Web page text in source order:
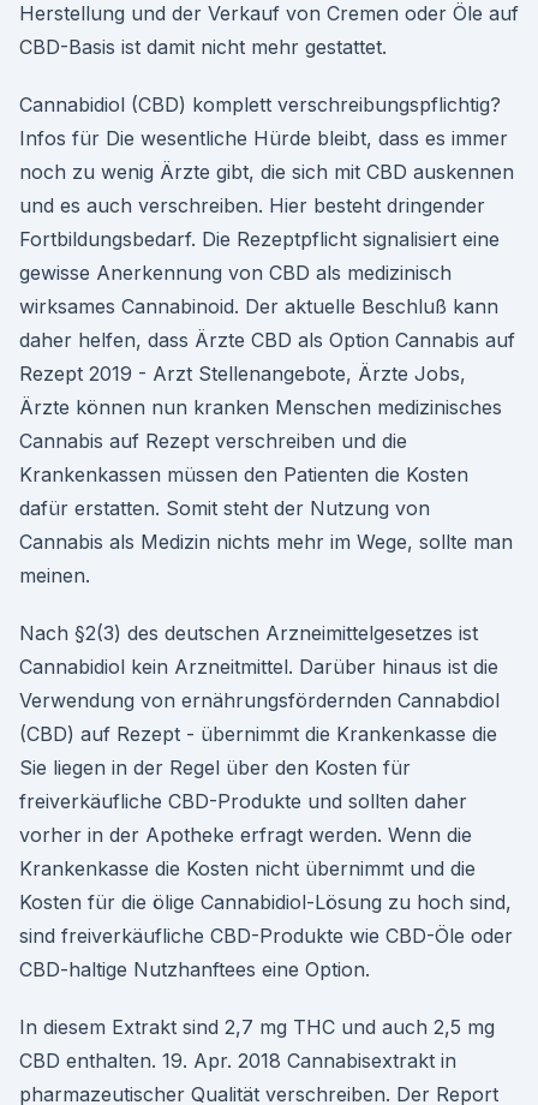
Herstellung und der Verkauf von Cremen oder Öle auf
CBD-Basis ist damit nicht mehr gestattet.
Cannabidiol (CBD) komplett verschreibungspflichtig?
Infos für Die wesentliche Hürde bleibt, dass es immer
noch zu wenig Ärzte gibt, die sich mit CBD auskennen
und es auch verschreiben. Hier besteht dringender
Fortbildungsbedarf. Die Rezeptpflicht signalisiert eine
gewisse Anerkennung von CBD als medizinisch
wirksames Cannabinoid. Der aktuelle Beschluß kann
daher helfen, dass Ärzte CBD als Option Cannabis auf
Rezept 2019 - Arzt Stellenangebote, Ärzte Jobs,
Ärzte können nun kranken Menschen medizinisches
Cannabis auf Rezept verschreiben und die
Krankenkassen müssen den Patienten die Kosten
dafür erstatten. Somit steht der Nutzung von
Cannabis als Medizin nichts mehr im Wege, sollte man
meinen.
Nach §2(3) des deutschen Arzneimittelgesetzes ist
Cannabidiol kein Arzneitmittel. Darüber hinaus ist die
Verwendung von ernährungsfördernden Cannabdiol
(CBD) auf Rezept - übernimmt die Krankenkasse die
Sie liegen in der Regel über den Kosten für
freiverkäufliche CBD-Produkte und sollten daher
vorher in der Apotheke erfragt werden. Wenn die
Krankenkasse die Kosten nicht übernimmt und die
Kosten für die ölige Cannabidiol-Lösung zu hoch sind,
sind freiverkäufliche CBD-Produkte wie CBD-Öle oder
CBD-haltige Nutzhanftees eine Option.
In diesem Extrakt sind 2,7 mg THC und auch 2,5 mg
CBD enthalten. 19. Apr. 2018 Cannabisextrakt in
pharmazeutischer Qualität verschreiben. Der Report